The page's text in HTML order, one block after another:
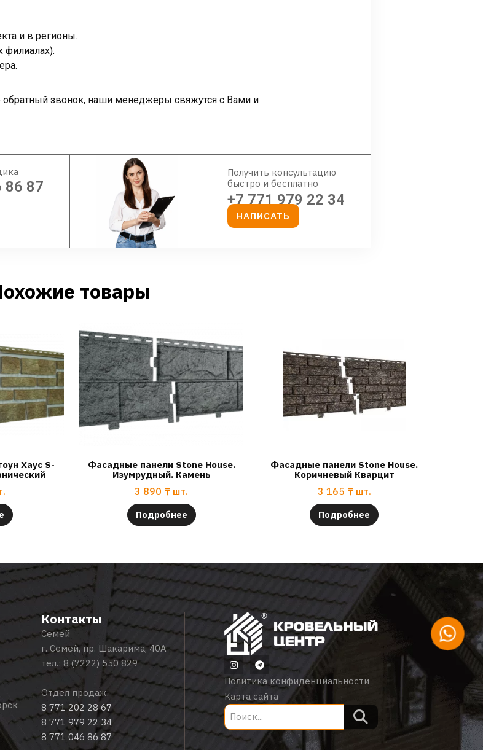
и в регионы.
филиалах).
обратный звонок, наши менеджеры свяжутся с Вами и
86 87
Получить консультацию
быстро и бесплатно
+7 771 979 22 34
НАПИСАТЬ
товары
Хаус S-
Фасадные панели Stone House.
Изумрудный. Камень
3 890 ₸ шт.
Подробнее
Фасадные панели Stone House.
Коричневый Кварцит
3 165 ₸ шт.
Подробнее
Контакты
Семей
г. Семей, пр. Шакарима, 40А
тел.: 8 (7222) 550 829
Отдел продаж:
8 771 202 28 67
8 771 979 22 34
8 771 046 86 87
Политика конфиденциальности
Карта сайта